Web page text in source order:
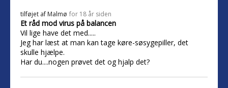
tilføjet af Malmø for 18 år siden
Et råd mod virus på balancen
Vil lige have det med.....
Jeg har læst at man kan tage køre-søsygepiller, det
skulle hjælpe.
Har du....nogen prøvet det og hjalp det?